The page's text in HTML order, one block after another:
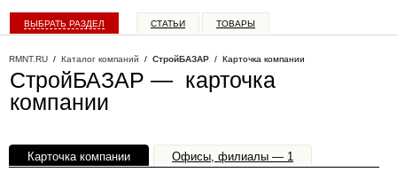
ВЫБРАТЬ РАЗДЕЛ СТАТЬИ ТОВАРЫ
RMNT.RU / Каталог компаний / СтройБАЗАР / Карточка компании
СтройБАЗАР — карточка
компании
Карточка компании Офисы, филиалы — 1